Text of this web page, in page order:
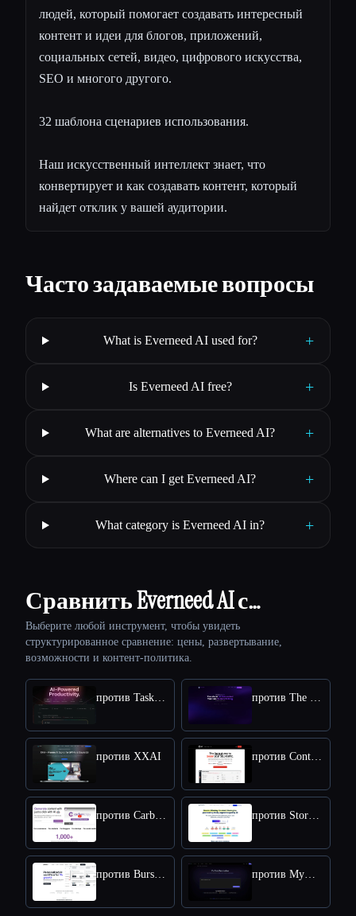
людей, который помогает создавать интересный
контент и идеи для блогов, приложений,
социальных сетей, видео, цифрового искусства,
SEO и многого другого.
32 шаблона сценариев использования.
Наш искусственный интеллект знает, что
конвертирует и как создавать контент, который
найдет отклик у вашей аудитории.
Часто задаваемые вопросы
What is Everneed AI used for? +
Is Everneed AI free? +
What are alternatives to Everneed AI? +
Where can I get Everneed AI? +
What category is Everneed AI in? +
Сравнить Everneed AI с…
Выберите любой инструмент, чтобы увидеть
структурированное сравнение: цены, развертывание,
возможности и контент-политика.
против Taskade против The Humanize Ai Pro
против XXAI против Content Raptor
против CarbonCopy против StoryChief
против BurstyAI против MyMap.AI YouTube Summarizer